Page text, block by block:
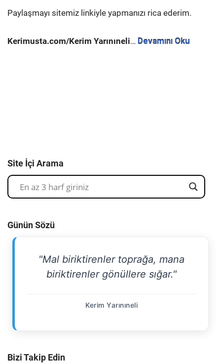
Paylaşmayı sitemiz linkiyle yapmanızı rica ederim.
Kerimusta.com/Kerim Yarınıneli… Devamını Oku
Site İçi Arama
Günün Sözü
"Mal biriktirenler toprağa, mana
biriktirenler gönüllere sığar."
Kerim Yarınıneli
Bizi Takip Edin